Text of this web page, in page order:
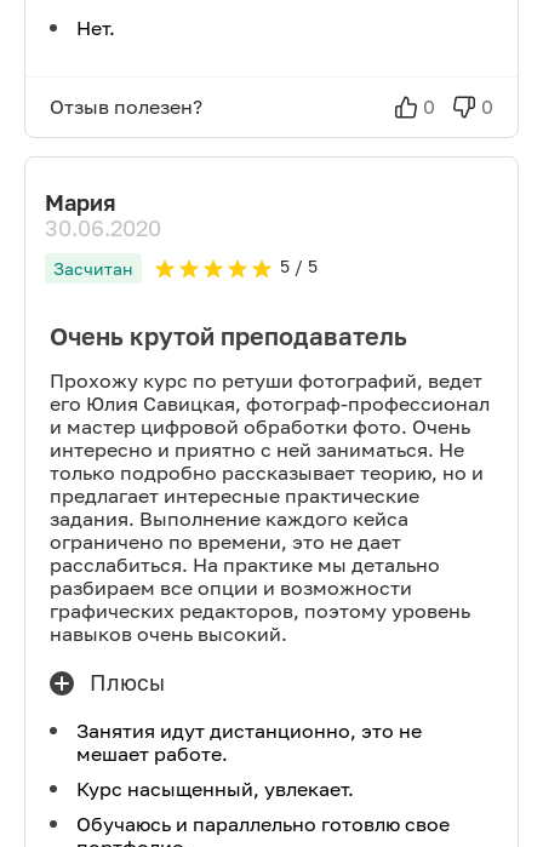
Нет.
Отзыв полезен? 0 0
Мария
30.06.2020
Засчитан 5/ 5
Очень крутой преподаватель
Прохожу курс по ретуши фотографий, ведет
его Юлия Савицкая, фотограф-профессионал
и мастер цифровой обработки фото. Очень
интересно и приятно с ней заниматься. Не
только подробно рассказывает теорию, но и
предлагает интересные практические
задания. Выполнение каждого кейса
ограничено по времени, это не дает
расслабиться. На практике мы детально
разбираем все опции и возможности
графических редакторов, поэтому уровень
навыков очень высокий.
Плюсы
Занятия идут дистанционно, это не
мешает работе.
Курс насыщенный, увлекает.
Обучаюсь и параллельно готовлю свое